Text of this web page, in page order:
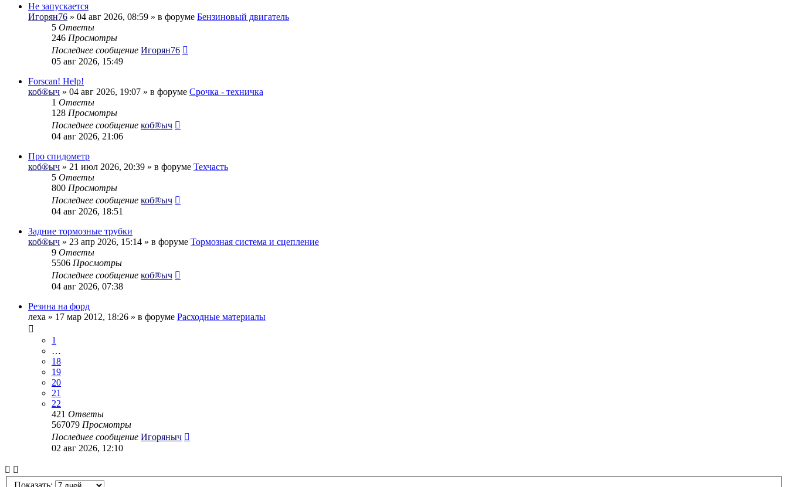
Не запускается
Игорян76 » 04 авг 2026, 08:59 » в форуме Бензиновый двигатель
5 Ответы
246 Просмотры
Последнее сообщение Игорян76
05 авг 2026, 15:49
Forscan! Help!
коб®ыч » 04 авг 2026, 19:07 » в форуме Срочка - техничка
1 Ответы
128 Просмотры
Последнее сообщение коб®ыч
04 авг 2026, 21:06
Про спидометр
коб®ыч » 21 июл 2026, 20:39 » в форуме Техчасть
5 Ответы
800 Просмотры
Последнее сообщение коб®ыч
04 авг 2026, 18:51
Задние тормозные трубки
коб®ыч » 23 апр 2026, 15:14 » в форуме Тормозная система и сцепление
9 Ответы
5506 Просмотры
Последнее сообщение коб®ыч
04 авг 2026, 07:38
Резина на форд
леха » 17 мар 2012, 18:26 » в форуме Расходные материалы
1
…
18
19
20
21
22
421 Ответы
567079 Просмотры
Последнее сообщение Игоряныч
02 авг 2026, 12:10